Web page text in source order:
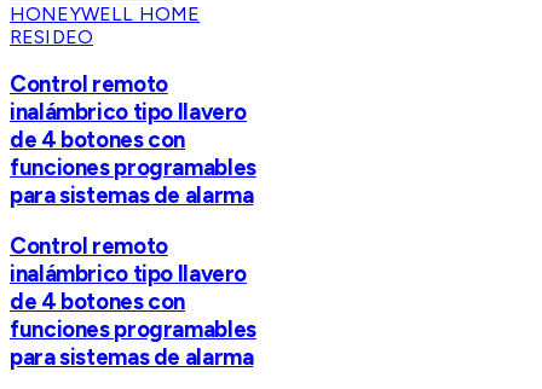
HONEYWELL HOME
RESIDEO
Control remoto
inalámbrico tipo llavero
de 4 botones con
funciones programables
para sistemas de alarma
Control remoto
inalámbrico tipo llavero
de 4 botones con
funciones programables
para sistemas de alarma